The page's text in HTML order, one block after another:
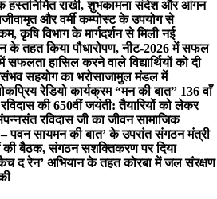
राखी, शुभकामना संदेश और आंगन
जीवामृत और वर्मी कम्पोस्ट के उपयोग से
कृषि विभाग के मार्गदर्शन से मिली नई
के तहत किया पौधारोपण, नीट-2026 में सफल
सफलता हासिल करने वाले विद्यार्थियों को दी
सहयोग का भरोसाजामुल मंडल में
रेडियो कार्यक्रम “मन की बात” 136 वाँ
की 650वीं जयंती: तैयारियों को लेकर
रविदास जी का जीवन सामाजिक
पवन सायमन की बात’ के उपरांत संगठन मंत्री
की बैठक, संगठन सशक्तिकरण पर दिया
द रेन’ अभियान के तहत कोरबा में जल संरक्षण